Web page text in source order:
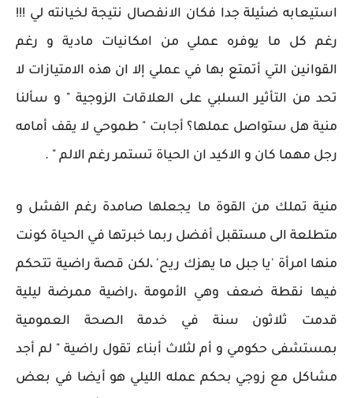
استيعابه ضئيلة جدا فكان الانفصال نتيجة لخيانته لي !!!
رغم كل ما يوفره عملي من امكانيات مادية و رغم
القوانين التي أتمتع بها في عملي إلا ان هذه الامتيازات لا
تحد من التأثير السلبي على العلاقات الزوجية " و سألنا
منية هل ستواصل عملها؟ أجابت " طموحي لا يقف أمامه
رجل مهما كان و الاكيد ان الحياة تستمر رغم الالم " .
منية تملك من القوة ما يجعلها صامدة رغم الفشل و
متطلعة الى مستقبل أفضل ربما خبرتها في الحياة كونت
منها امرأة 'يا جبل ما يهزك ريح' ،لكن قصة راضية تتحكم
فيها نقطة ضعف وهي الأمومة ،راضية ممرضة ليلية
قدمت ثلاثون سنة في خدمة الصحة العمومية
بمستشفى حكومي و أم لثلاث أبناء تقول راضية " لم أجد
مشاكل مع زوجي بحكم عمله الليلي هو أيضا في بعض